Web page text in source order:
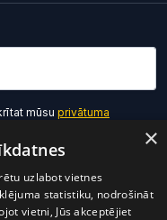
mūsu privātuma
×
uzlabot vietnes
statistiku, nodrošināt
vietni, Jūs akceptējiet